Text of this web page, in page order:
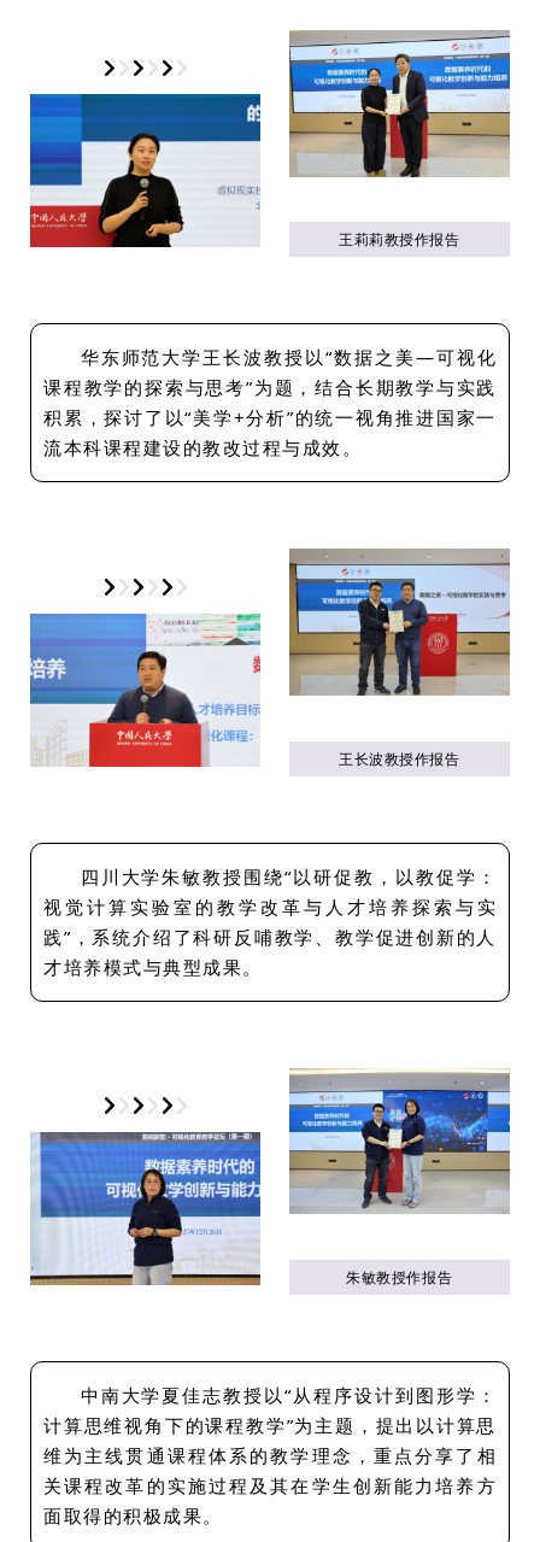
王莉莉教授作报告
华东师范大学王长波教授以“数据之美—可视化
课程教学的探索与思考”为题，结合长期教学与实践
积累，探讨了以“美学+分析”的统一视角推进国家一
流本科课程建设的教改过程与成效。
王长波教授作报告
四川大学朱敏教授围绕“以研促教，以教促学：
视觉计算实验室的教学改革与人才培养探索与实
践”，系统介绍了科研反哺教学、教学促进创新的人
才培养模式与典型成果。
朱敏教授作报告
中南大学夏佳志教授以“从程序设计到图形学：
计算思维视角下的课程教学”为主题，提出以计算思
维为主线贯通课程体系的教学理念，重点分享了相
关课程改革的实施过程及其在学生创新能力培养方
面取得的积极成果。